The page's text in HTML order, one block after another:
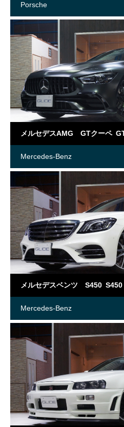
Porsche
メルセデスAMG GTクーペ
Mercedes-Benz
メルセデスベンツ S450
Mercedes-Benz